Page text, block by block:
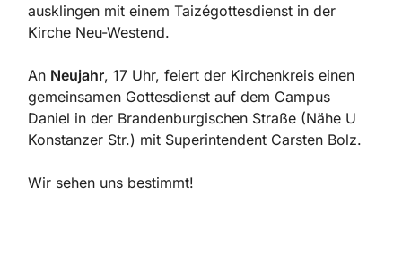
ausklingen mit einem Taizégottesdienst in der
Kirche Neu-Westend.
An Neujahr, 17 Uhr, feiert der Kirchenkreis einen
gemeinsamen Gottesdienst auf dem Campus
Daniel in der Brandenburgischen Straße (Nähe U
Konstanzer Str.) mit Superintendent Carsten Bolz.
Wir sehen uns bestimmt!